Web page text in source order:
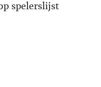
spelerslijst